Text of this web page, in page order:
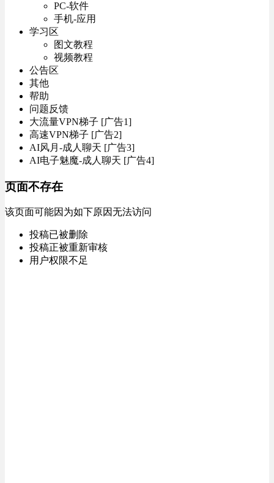
PC-软件
手机-应用
学习区
图文教程
视频教程
公告区
其他
帮助
问题反馈
大流量VPN梯子 [广告1]
高速VPN梯子 [广告2]
AI风月-成人聊天 [广告3]
AI电子魅魔-成人聊天 [广告4]
页面不存在
该页面可能因为如下原因无法访问
投稿已被删除
投稿正被重新审核
用户权限不足